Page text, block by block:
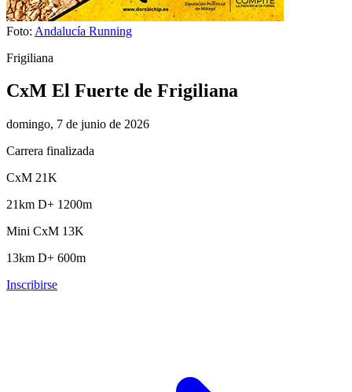
Foto: Andalucía Running
Frigiliana
CxM El Fuerte de Frigiliana
domingo, 7 de junio de 2026
Carrera finalizada
CxM 21K
21km D+ 1200m
Mini CxM 13K
13km D+ 600m
Inscribirse